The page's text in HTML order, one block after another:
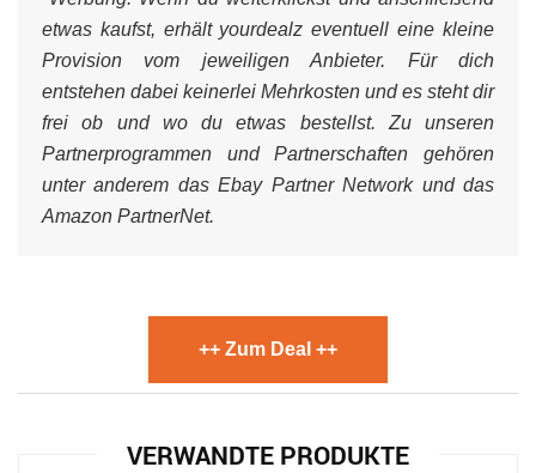
etwas kaufst, erhält yourdealz eventuell eine kleine
Provision vom jeweiligen Anbieter. Für dich
entstehen dabei keinerlei Mehrkosten und es steht dir
frei ob und wo du etwas bestellst. Zu unseren
Partnerprogrammen und Partnerschaften gehören
unter anderem das Ebay Partner Network und das
Amazon PartnerNet.
++ Zum Deal ++
VERWANDTE PRODUKTE